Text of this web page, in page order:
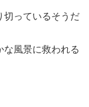
切っているそうだ
な風景に救われる